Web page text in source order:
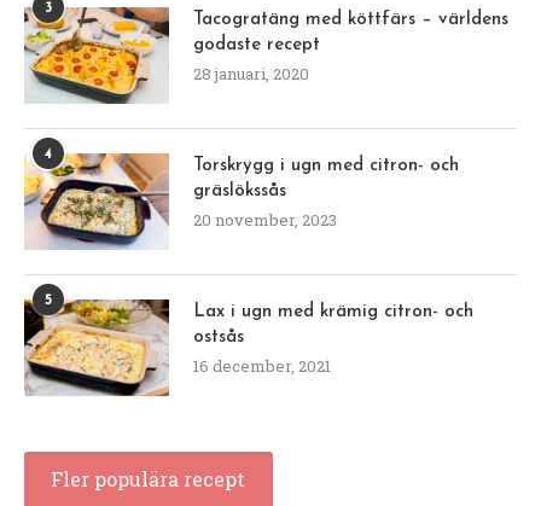
3
Tacogratäng med köttfärs – världens
godaste recept
28 januari, 2020
4
Torskrygg i ugn med citron- och
gräslökssås
20 november, 2023
5
Lax i ugn med krämig citron- och
ostsås
16 december, 2021
Fler populära recept